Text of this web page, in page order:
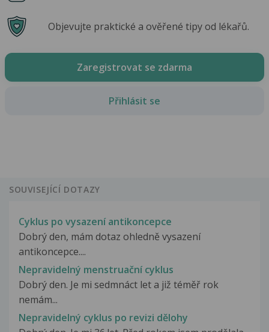
Objevujte praktické a ověřené tipy od lékařů.
Zaregistrovat se zdarma
Přihlásit se
SOUVISEJÍCÍ DOTAZY
Cyklus po vysazení antikoncepce
Dobrý den, mám dotaz ohledně vysazení
antikoncepce....
Nepravidelný menstruační cyklus
Dobrý den. Je mi sedmnáct let a již téměř rok
nemám...
Nepravidelný cyklus po revizi dělohy